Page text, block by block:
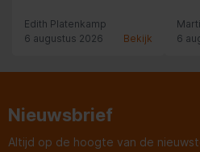
die alle tijd voor me nam
en met me meedacht. Ook
kastdeurtje in de keuken
Edith Platenkamp
6 augustus 2026
Bekijk
6
Nieuwsbrief
Altijd op de hoogte van de